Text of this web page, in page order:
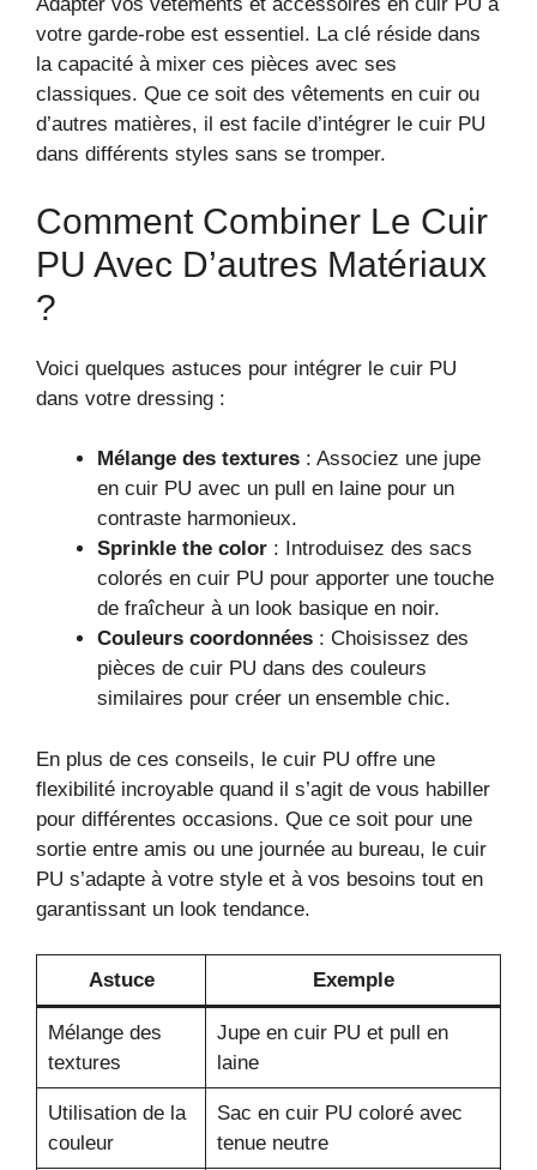
votre garde-robe est essentiel. La clé réside dans
la capacité à mixer ces pièces avec ses
classiques. Que ce soit des vêtements en cuir ou
d’autres matières, il est facile d’intégrer le cuir PU
dans différents styles sans se tromper.
Comment Combiner Le Cuir
PU Avec D’autres Matériaux
?
Voici quelques astuces pour intégrer le cuir PU
dans votre dressing :
Mélange des textures : Associez une jupe
en cuir PU avec un pull en laine pour un
contraste harmonieux.
Sprinkle the color : Introduisez des sacs
colorés en cuir PU pour apporter une touche
de fraîcheur à un look basique en noir.
Couleurs coordonnées : Choisissez des
pièces de cuir PU dans des couleurs
similaires pour créer un ensemble chic.
En plus de ces conseils, le cuir PU offre une
flexibilité incroyable quand il s’agit de vous habiller
pour différentes occasions. Que ce soit pour une
sortie entre amis ou une journée au bureau, le cuir
PU s’adapte à votre style et à vos besoins tout en
garantissant un look tendance.
Astuce Exemple
Mélange des
textures
Jupe en cuir PU et pull en
laine
Utilisation de la
couleur
Sac en cuir PU coloré avec
tenue neutre